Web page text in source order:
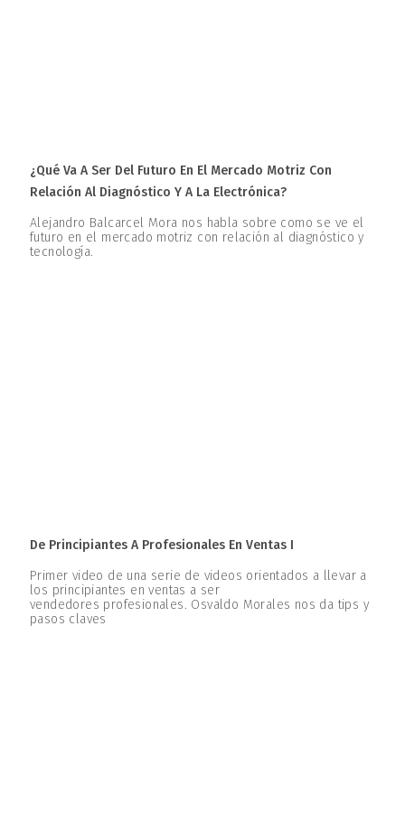
¿Qué Va A Ser Del Futuro En El Mercado Motriz Con
Relación Al Diagnóstico Y A La Electrónica?
Alejandro Balcarcel Mora nos habla sobre como se ve el
futuro en el mercado motriz con relación al diagnóstico y
tecnología.
De Principiantes A Profesionales En Ventas I
Primer video de una serie de videos orientados a llevar a
los principiantes en ventas a ser
vendedores profesionales. Osvaldo Morales nos da tips y
pasos claves